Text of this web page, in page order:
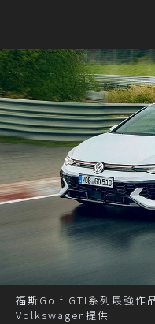
福斯Golf GTI系列最強作
Volkswagen提供